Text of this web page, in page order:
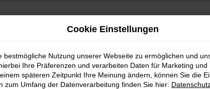
Cookie Einstellungen
bestmögliche Nutzung unserer Webseite zu ermöglichen und
Ihre Präferenzen und verarbeiten Daten für Marketing
späteren Zeitpunkt Ihre Meinung ändern, können Sie die
zum Umfang der Datenverarbeitung finden Sie hier: